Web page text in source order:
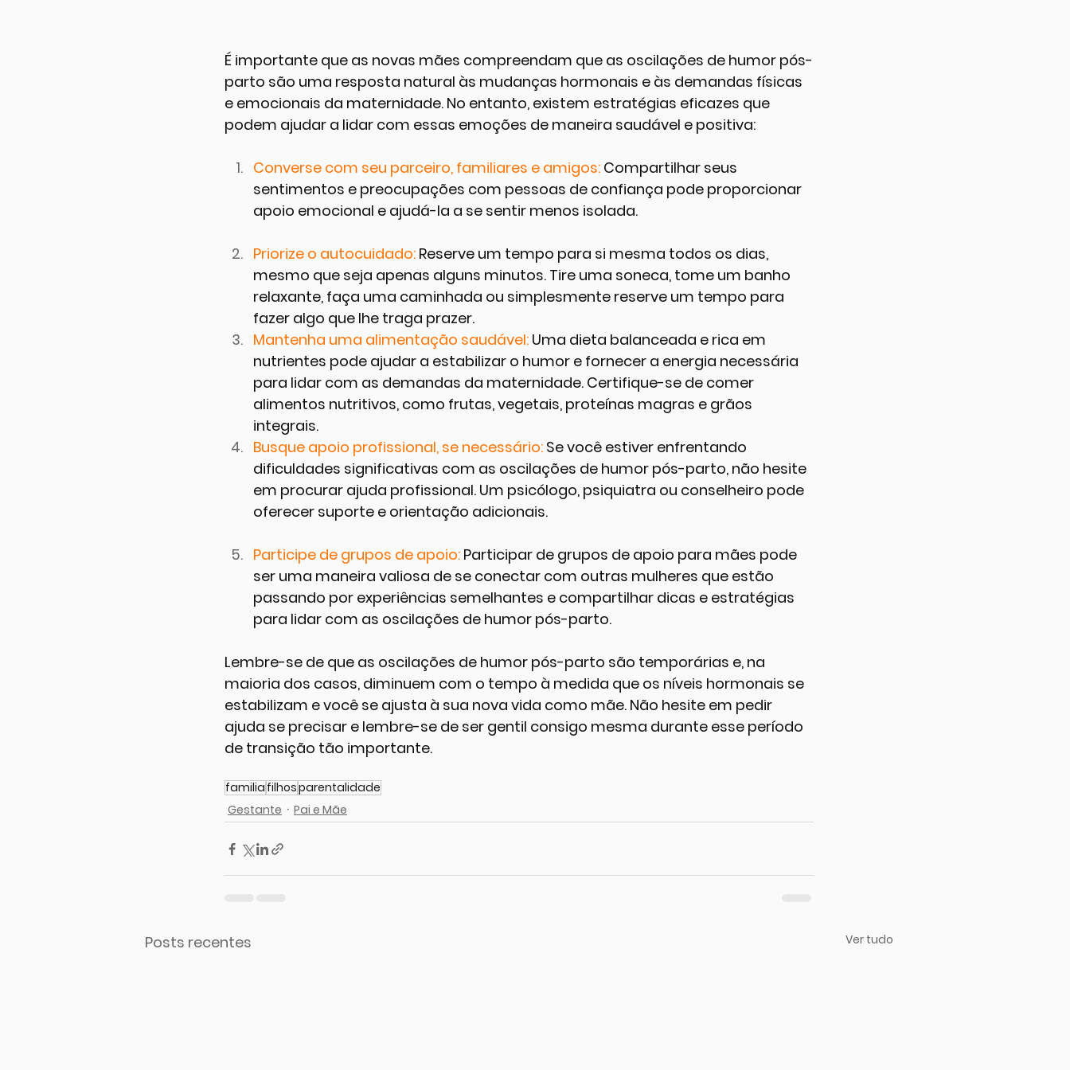
É importante que as novas mães compreendam que as oscilações de humor pós-
parto são uma resposta natural às mudanças hormonais e às demandas físicas
e emocionais da maternidade. No entanto, existem estratégias eficazes que
podem ajudar a lidar com essas emoções de maneira saudável e positiva:
Converse com seu parceiro, familiares e amigos: Compartilhar seus
sentimentos e preocupações com pessoas de confiança pode proporcionar
apoio emocional e ajudá-la a se sentir menos isolada.
Priorize o autocuidado: Reserve um tempo para si mesma todos os dias,
mesmo que seja apenas alguns minutos. Tire uma soneca, tome um banho
relaxante, faça uma caminhada ou simplesmente reserve um tempo para
fazer algo que lhe traga prazer.
Mantenha uma alimentação saudável: Uma dieta balanceada e rica em
nutrientes pode ajudar a estabilizar o humor e fornecer a energia necessária
para lidar com as demandas da maternidade. Certifique-se de comer
alimentos nutritivos, como frutas, vegetais, proteínas magras e grãos
integrais.
Busque apoio profissional, se necessário: Se você estiver enfrentando
dificuldades significativas com as oscilações de humor pós-parto, não hesite
em procurar ajuda profissional. Um psicólogo, psiquiatra ou conselheiro pode
oferecer suporte e orientação adicionais.
Participe de grupos de apoio: Participar de grupos de apoio para mães pode
ser uma maneira valiosa de se conectar com outras mulheres que estão
passando por experiências semelhantes e compartilhar dicas e estratégias
para lidar com as oscilações de humor pós-parto.
Lembre-se de que as oscilações de humor pós-parto são temporárias e, na
maioria dos casos, diminuem com o tempo à medida que os níveis hormonais se
estabilizam e você se ajusta à sua nova vida como mãe. Não hesite em pedir
ajuda se precisar e lembre-se de ser gentil consigo mesma durante esse período
de transição tão importante.
familia filhosparentalidade
Gestante
Pai e Mãe
Posts recentes Ver tudo